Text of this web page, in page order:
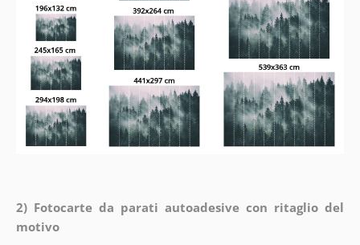
2) Fotocarte da parati autoadesive con ritaglio del
motivo